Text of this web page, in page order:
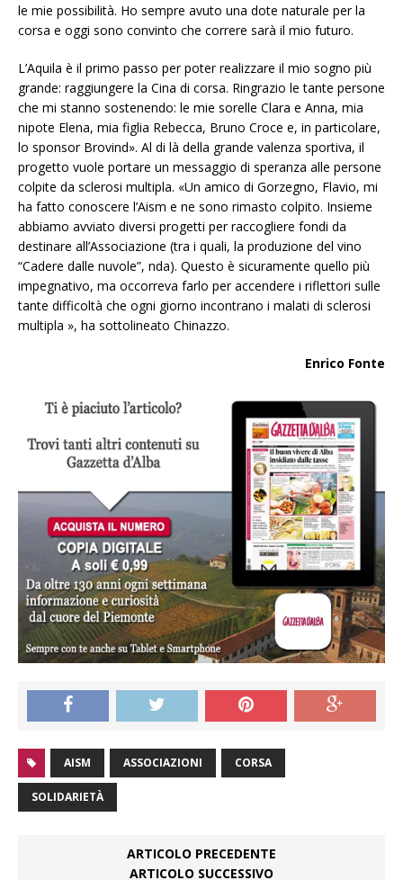
le mie possibilità. Ho sempre avuto una dote naturale per la
corsa e oggi sono convinto che correre sarà il mio futuro.
L’Aquila è il primo passo per poter realizzare il mio sogno più
grande: raggiungere la Cina di corsa. Ringrazio le tante persone
che mi stanno sostenendo: le mie sorelle Clara e Anna, mia
nipote Elena, mia figlia Rebecca, Bruno Croce e, in particolare,
lo sponsor Brovind». Al di là della grande valenza sportiva, il
progetto vuole portare un messaggio di speranza alle persone
colpite da sclerosi multipla. «Un amico di Gorzegno, Flavio, mi
ha fatto conoscere l’Aism e ne sono rimasto colpito. Insieme
abbiamo avviato diversi progetti per raccogliere fondi da
destinare all’Associazione (tra i quali, la produzione del vino
“Cadere dalle nuvole”, nda). Questo è sicuramente quello più
impegnativo, ma occorreva farlo per accendere i riflettori sulle
tante difficoltà che ogni giorno incontrano i malati di sclerosi
multipla », ha sottolineato Chinazzo.
Enrico Fonte
AISM ASSOCIAZIONI CORSA
SOLIDARIETÀ
ARTICOLO PRECEDENTE
ARTICOLO SUCCESSIVO